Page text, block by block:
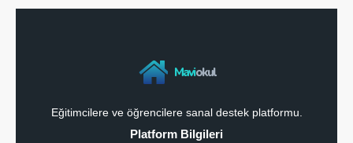
Maviokul
Eğitimcilere ve öğrencilere sanal destek platformu.
Platform Bilgileri